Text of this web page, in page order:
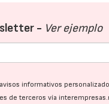
- Ver ejemplo
informativos
de terceros vía